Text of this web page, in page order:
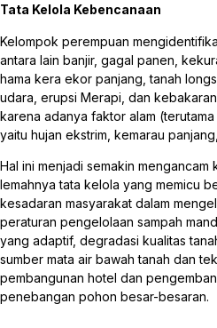
Tata Kelola Kebencanaan
Kelompok perempuan
antara lain banjir, gagal panen,
hama kera ekor panjang, tanah
udara, erupsi Merapi, dan
karena adanya faktor alam
yaitu hujan ekstrim, kemarau
Hal ini menjadi semakin
lemahnya tata kelola yang memicu
kesadaran masyarakat dalam
peraturan pengelolaan sampah
yang adaptif, degradasi kualitas
sumber mata air bawah tanah dan
pembangunan hotel dan
penebangan pohon besar-besaran.